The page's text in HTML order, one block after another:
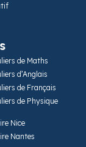
de Maths
d’Anglais
de Français
de Physique
Nice
Nantes